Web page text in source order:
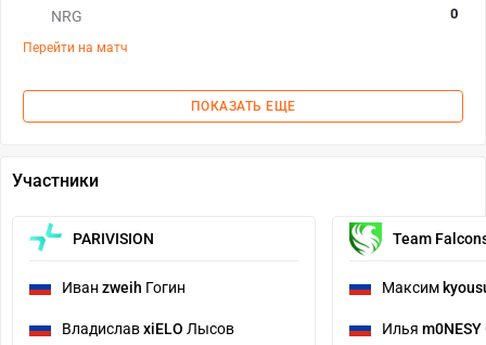
NRG
0
Перейти на матч
ПОКАЗАТЬ ЕЩЕ
Участники
PARIVISION
Иван zweih Гогин
ВладиславxiELO Лысов
Team
Максим
Илья m0NESY